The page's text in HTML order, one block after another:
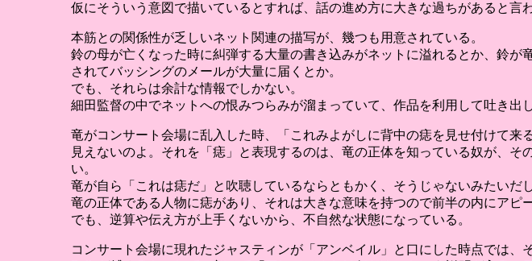
仮にそういう意図で描いているとすれば、話の進め方に大きな過ちがあると言
本筋との関係性が乏しいネット関連の描写が、幾つも用意されている。
鈴の母が亡くなった時に糾弾する大量の書き込みがネットに溢れるとか、鈴
されてバッシングのメールが大量に届くとか。
でも、それらは余計な情報でしかない。
細田監督の中でネットへの恨みつらみが溜まっていて、作品を利用して吐き出
竜がコンサート会場に乱入した時、「これみよがしに背中の痣を見せ付けて
見えないのよ。それを「痣」と表現するのは、竜の正体を知っている奴が、
い。
竜が自ら「これは痣だ」と吹聴しているならともかく、そうじゃないみたいだし
竜の正体である人物に痣があり、それは大きな意味を持つので前半の内にアピ
でも、逆算や伝え方が上手くないから、不自然な状態になっている。
コンサート会場に現れたジャスティンが「アンベイル」と口にした時点では、